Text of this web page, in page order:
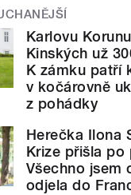
Karlovu
Kinských už
K zámku patří
v kočárovně
z pohádky
Herečka Ilona
Krize přišla po
Všechno jsem
odjela do